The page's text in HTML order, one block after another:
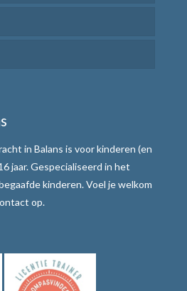
in Balans is voor kinderen (en
jaar. Gespecialiseerd in het
kinderen. Voel je welkom
op.